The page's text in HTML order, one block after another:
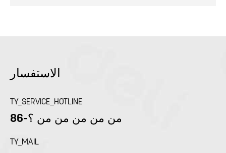
الاستفسار
TY_SERVICE_HOTLINE
86-من من من من من ؟
TY_MAIL